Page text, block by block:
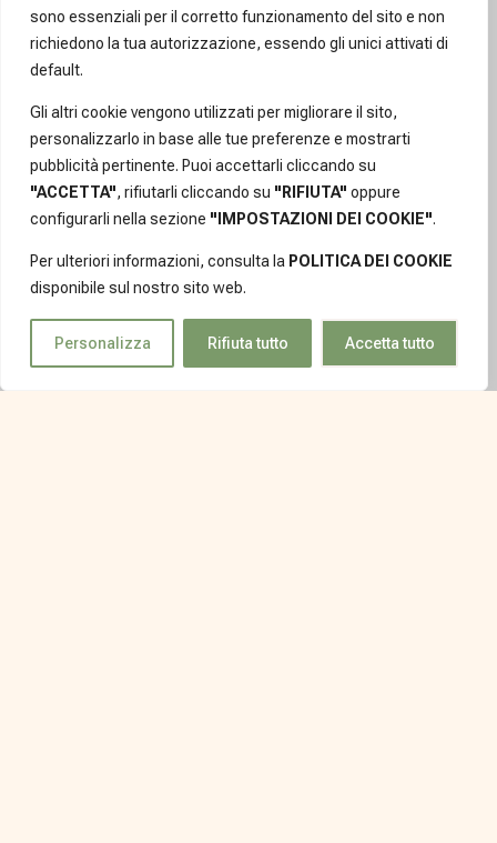
sono essenziali per il corretto funzionamento del sito e non
richiedono la tua autorizzazione, essendo gli unici attivati di
default.
Gli altri cookie vengono utilizzati per migliorare il sito,
personalizzarlo in base alle tue preferenze e mostrarti
pubblicità pertinente. Puoi accettarli cliccando su
"ACCETTA", rifiutarli cliccando su "RIFIUTA" oppure
configurarli nella sezione "IMPOSTAZIONI DEI COOKIE".
Per ulteriori informazioni, consulta la POLITICA DEI COOKIE
disponibile sul nostro sito web.
Personalizza Rifiuta tutto Accetta tutto
pirografia su carta
Ottobre 29, 2025
Leggi di più